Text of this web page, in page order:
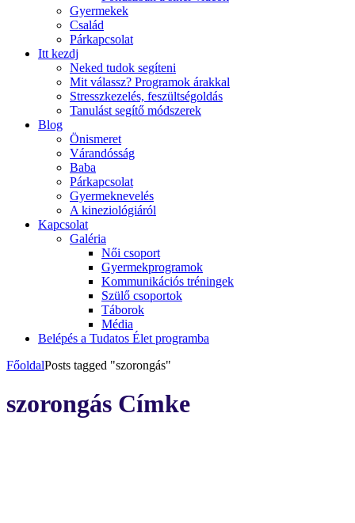
Gyermekek
Család
Párkapcsolat
Itt kezdj
Neked tudok segíteni
Mit válassz? Programok árakkal
Stresszkezelés, feszültségoldás
Tanulást segítő módszerek
Blog
Önismeret
Várandósság
Baba
Párkapcsolat
Gyermeknevelés
A kineziológiáról
Kapcsolat
Galéria
Női csoport
Gyermekprogramok
Kommunikációs tréningek
Szülő csoportok
Táborok
Média
Belépés a Tudatos Élet programba
FőoldalPosts tagged "szorongás"
szorongás Címke